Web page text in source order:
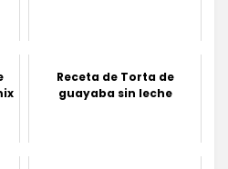
Receta de Torta de
guayaba sin leche